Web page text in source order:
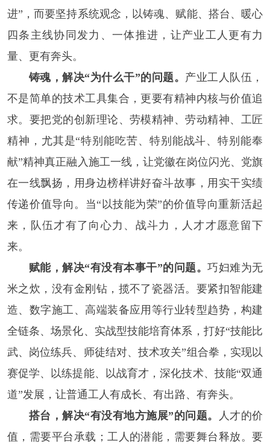
进”，而要坚持系统观念，以铸魂、赋能、搭台、暖心
四条主线协同发力、一体推进，让产业工人更有力
量、更有奔头。
铸魂，解决“为什么干”的问题。 产业工人队伍，
不是简单的技术工具集合，更要有精神内核与价值追
求。要把党的创新理论、劳模精神、劳动精神、工匠
精神，尤其是“特别能吃苦、特别能战斗、特别能奉
献”精神真正融入施工一线，让党徽在岗位闪光、党旗
在一线飘扬，用身边榜样讲好奋斗故事，用实干实绩
传递价值导向。当“以技能为荣”的价值导向重新活起
来，队伍才有了向心力、战斗力，人才才愿意留下
来。
赋能，解决“有没有本事干”的问题。巧妇难为无
米之炊，没有金刚钻，揽不了瓷器活。要紧扣智能建
造、数字施工、高端装备应用等行业转型趋势，构建
全链条、场景化、实战型技能培育体系，打好“技能比
武、岗位练兵、师徒结对、技术攻关”组合拳，实现以
赛促学、以练提能、以战育才，深化技术、技能“双通
道”发展，让普通工人有成长、有出路、有奔头。
搭台，解决“有没有地方施展”的问题。
人才的价
值，需要平台承载；工人的潜能，需要舞台释放。要